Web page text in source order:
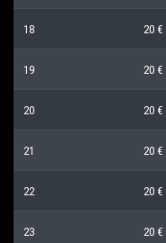
18 20 €
19 20 €
20 20 €
21 20 €
22 20 €
23 20 €